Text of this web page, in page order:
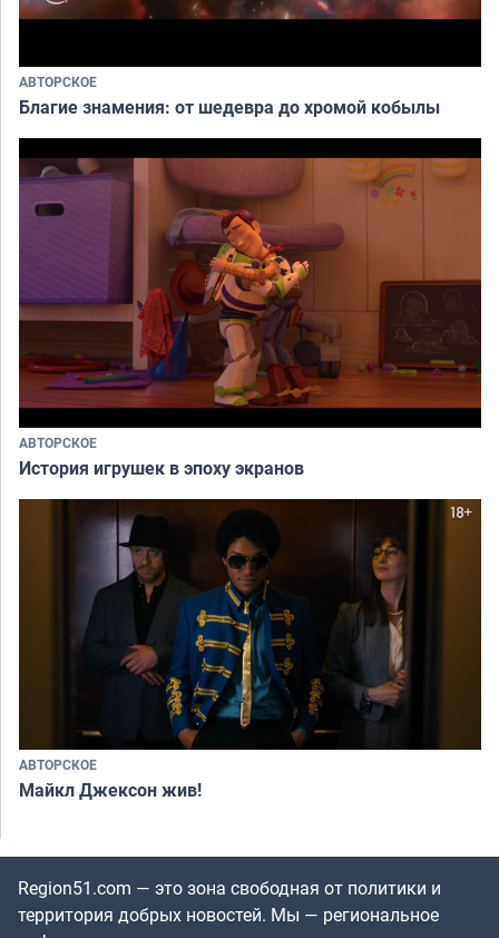
АВТОРСКОЕ
Благие знамения: от шедевра до хромой кобылы
АВТОРСКОЕ
История игрушек в эпоху экранов
АВТОРСКОЕ
Майкл Джексон жив!
Region51.com — это зона свободная от политики и
территория добрых новостей. Мы — региональное